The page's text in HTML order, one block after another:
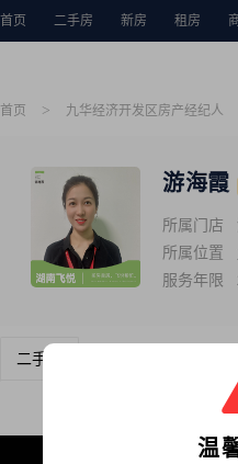
首页 二手房 新房 租房
首页 > 九华经济开发区房产经纪人
游海霞
所属门店
所属位置
服务年限
二手房
温